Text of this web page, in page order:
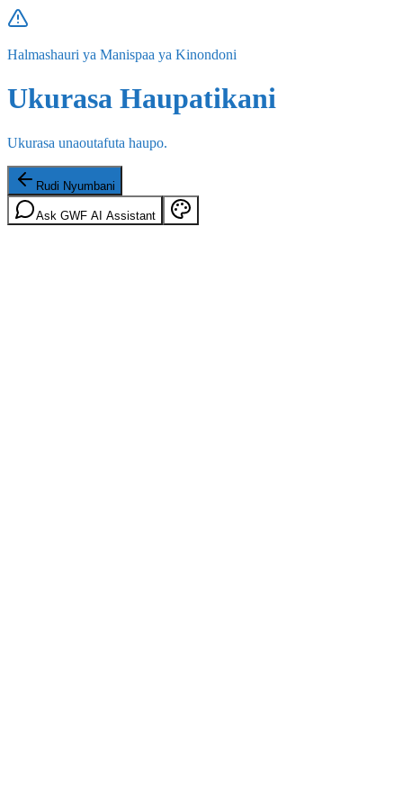
Halmashauri ya Manispaa ya Kinondoni
Ukurasa Haupatikani
Ukurasa unaoutafuta haupo.
Rudi Nyumbani
Ask GWF AI Assistant